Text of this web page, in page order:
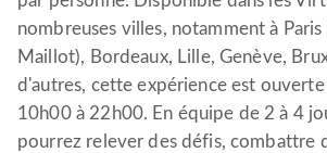
nombreuses villes, notamment à
Maillot), Bordeaux, Lille, Genève,
d'autres, cette expérience est
10h00 à 22h00. En équipe de 2 à 4
pourrez relever des défis, combattre